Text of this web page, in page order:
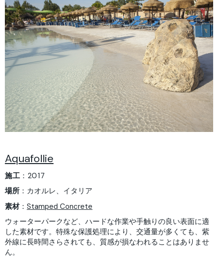
Aquafollie
施工 ：2017
場所 ：カオルレ、イタリア
素材： Stamped Concrete
ウォーターパークなど、ハードな作業や手触りの良い表面に適
した素材です。特殊な保護処理により、交通量が多くても、紫
外線に長時間さらされても、質感が損なわれることはありませ
ん。